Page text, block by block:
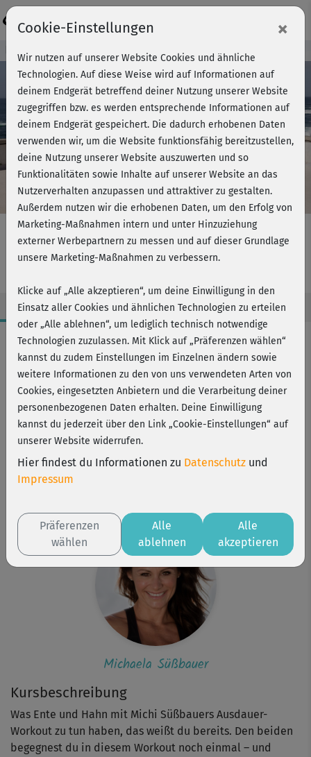
Play
Video
Kursvorschau - Jetzt mitmachen!
Strong & Flexible - Cardio 4
Kursbeschreibung
Was Ente und Hahn mit Michi Süßbauers Ausdauer-
Workout zu tun haben, das weißt du bereits. Den beiden
begegnest du in diesem Workout noch einmal – und
Workout-Facts
anspruchsvoll
28 Min
249 kcal
Michaela Süßbauer
Strong & Flexible
Michaela Süßbauer
Cookie-Einstellungen ×
Wir nutzen auf unserer Website Cookies und ähnliche
Technologien. Auf diese Weise wird auf Informationen auf
deinem Endgerät betreffend deiner Nutzung unserer Website
zugegriffen bzw. es werden entsprechende Informationen auf
deinem Endgerät gespeichert. Die dadurch erhobenen Daten
verwenden wir, um die Website funktionsfähig bereitzustellen,
deine Nutzung unserer Website auszuwerten und so
Funktionalitäten sowie Inhalte auf unserer Website an das
Nutzerverhalten anzupassen und attraktiver zu gestalten.
Außerdem nutzen wir die erhobenen Daten, um den Erfolg von
Marketing-Maßnahmen intern und unter Hinzuziehung
externer Werbepartnern zu messen und auf dieser Grundlage
unsere Marketing-Maßnahmen zu verbessern.
Klicke auf „Alle akzeptieren“, um deine Einwilligung in den
Einsatz aller Cookies und ähnlichen Technologien zu erteilen
oder „Alle ablehnen“, um lediglich technisch notwendige
Technologien zuzulassen. Mit Klick auf „Präferenzen wählen“
kannst du zudem Einstellungen im Einzelnen ändern sowie
weitere Informationen zu den von uns verwendeten Arten von
Cookies, eingesetzten Anbietern und die Verarbeitung deiner
personenbezogenen Daten erhalten. Deine Einwilligung
kannst du jederzeit über den Link „Cookie-Einstellungen“ auf
unserer Website widerrufen.
Hier findest du Informationen zu Datenschutz und
Impressum
Präferenzen
wählen
Alle
ablehnen
Alle
akzeptieren